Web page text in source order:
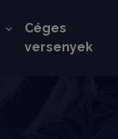
Céges
versenyek